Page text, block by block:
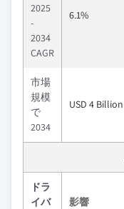
2025
-
2034
CAGR
6.1%
市場
規模
で
2034
USD 4 Billion
ドラ
イバ
影響